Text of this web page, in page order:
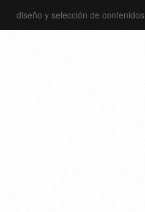
diseño y selección de contenidos